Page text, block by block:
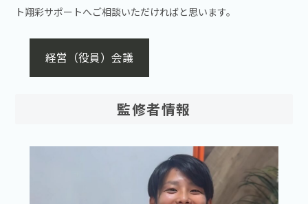
ト翔彩サポートへご相談いただければと思います。
経営（役員）会議
監修者情報